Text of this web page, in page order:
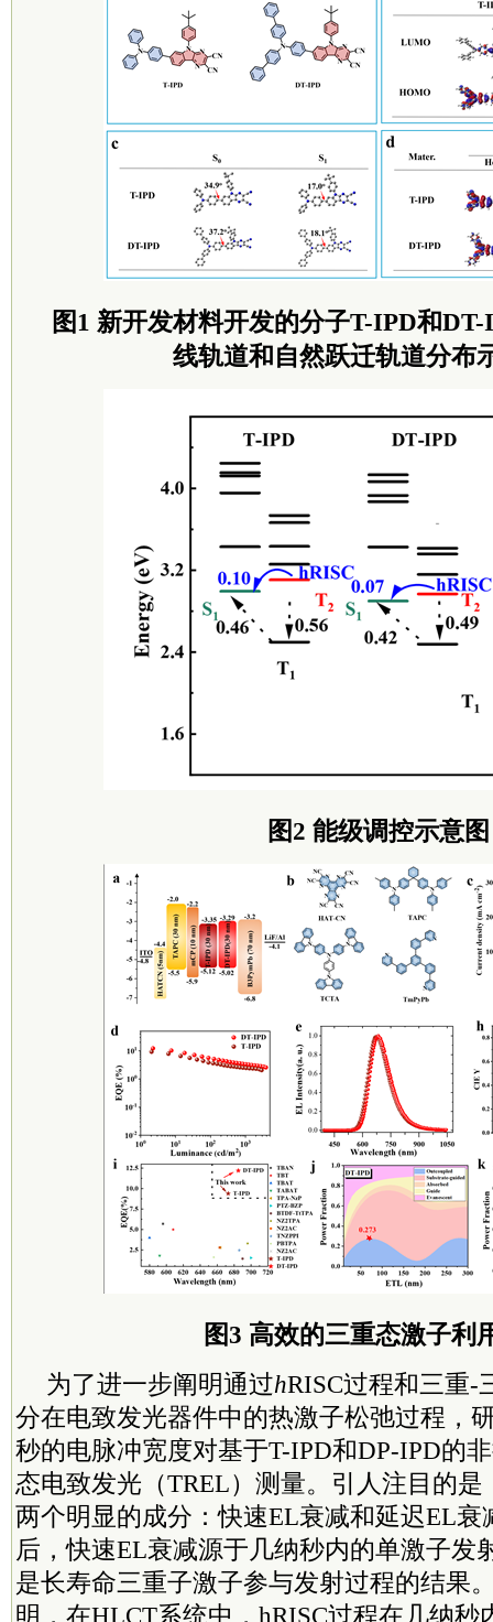
图1 新开发材料开发的分子T-IPD和
线轨道和自然跃迁轨道分布
图2 能级调控示意图
图3 高效的三重态激子利
为了进一步阐明通过hRISC过程和三重-
分在电致发光器件中的热激子松弛过程，
秒的电脉冲宽度对基于T-IPD和DP-IPD的
态电致发光（TREL）测量。引人注目的是
两个明显的成分：快速EL衰减和延迟EL衰
后，快速EL衰减源于几纳秒内的单激子发
是长寿命三重子激子参与发射过程的结果
明，在HLCT系统中，hRISC过程在几纳秒